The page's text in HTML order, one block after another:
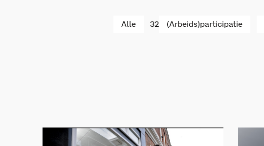
Alle 32 (Arbeids)participatie
Jeugdhulp